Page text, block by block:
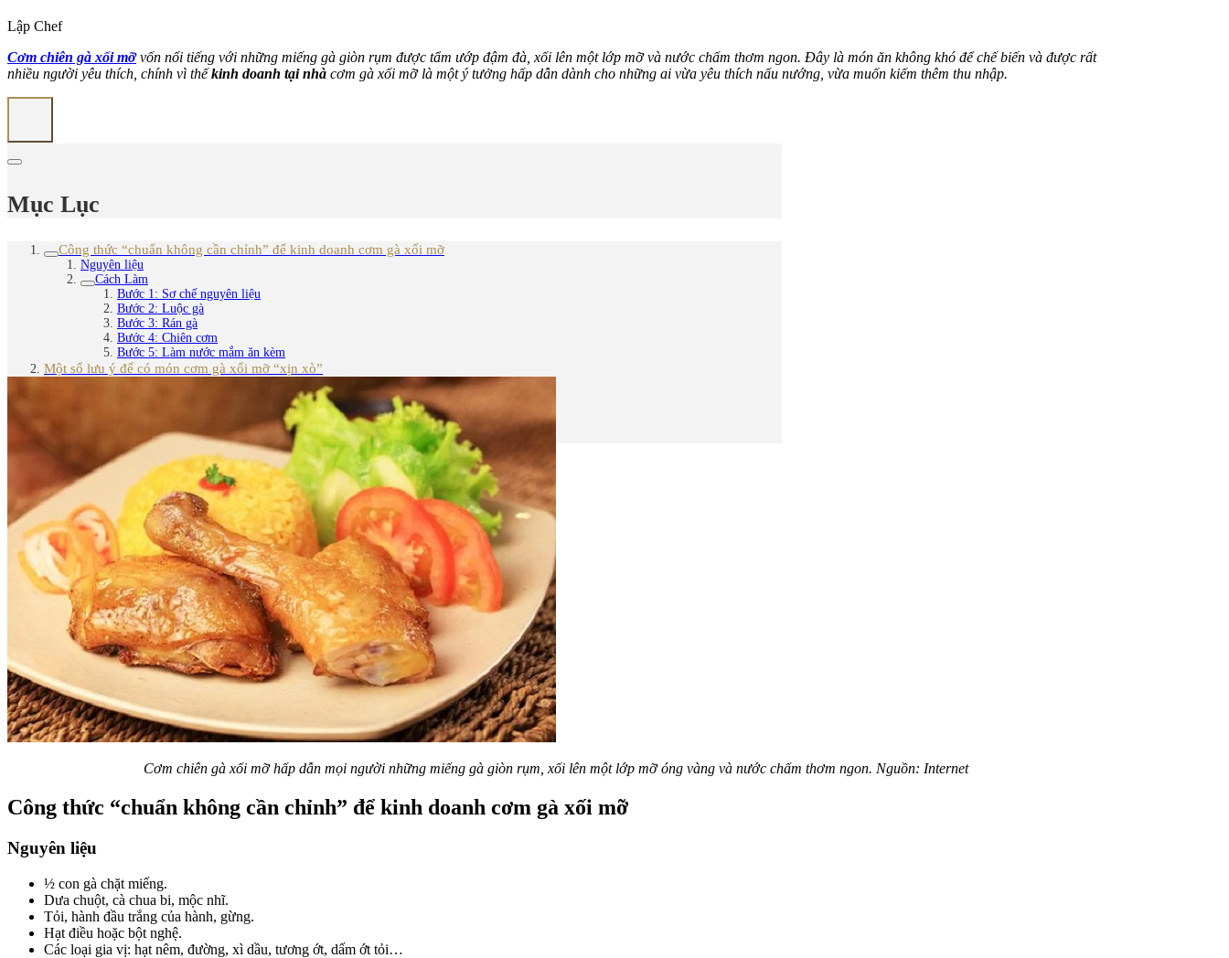
Lập Chef
Cơm chiên gà xối mỡvốn nổi tiếng với những miếng gà giòn rụm được tẩm ướp đậm đà, xối lên một lớp mỡ và nước chấm thơm ngon. Đây là món ăn không khó để chế biến và được rất
nhiều người yêu thích, chính vì thếkinh doanh tại nhà cơm gà xối mỡ là một ý tưởng hấp dẫn dành cho những ai vừa yêu thích nấu nướng, vừa muốn kiếm thêm thu nhập.
Mục Lục
Công thức “chuẩn không cần chỉnh” để kinh doanh cơm gà xối mỡ
Nguyên liệu
Cách Làm
Bước 1: Sơ chế nguyên liệu
Bước 2: Luộc gà
Bước 3: Rán gà
Bước 4: Chiên cơm
Bước 5: Làm nước mắm ăn kèm
Một số lưu ý để có món cơm gà xối mỡ “xịn xò”
Cơm chiên gà xối mỡ hấp dẫn mọi người những miếng gà giòn rụm, xối lên một lớp mỡ óng vàng và nước chấm thơm ngon. Nguồn: Internet
Công thức “chuẩn không cần chỉnh” để kinh doanh cơm gà xối mỡ
Nguyên liệu
½ con gà chặt miếng.
Dưa chuột, cà chua bi, mộc nhĩ.
Tỏi, hành đầu trắng của hành, gừng.
Hạt điều hoặc bột nghệ.
Các loại gia vị: hạt nêm, đường, xì dầu, tương ớt, dấm ớt tỏi…